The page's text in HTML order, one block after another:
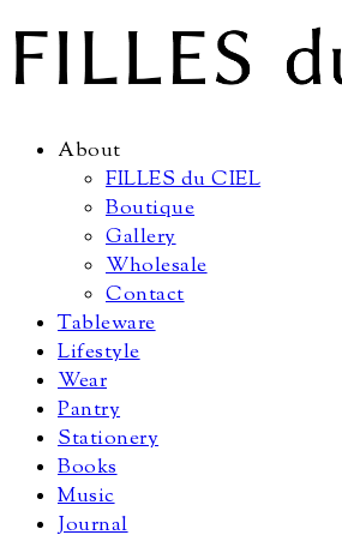
About
FILLES du CIEL
Boutique
Gallery
Wholesale
Contact
Tableware
Lifestyle
Wear
Pantry
Stationery
Books
Music
Journal